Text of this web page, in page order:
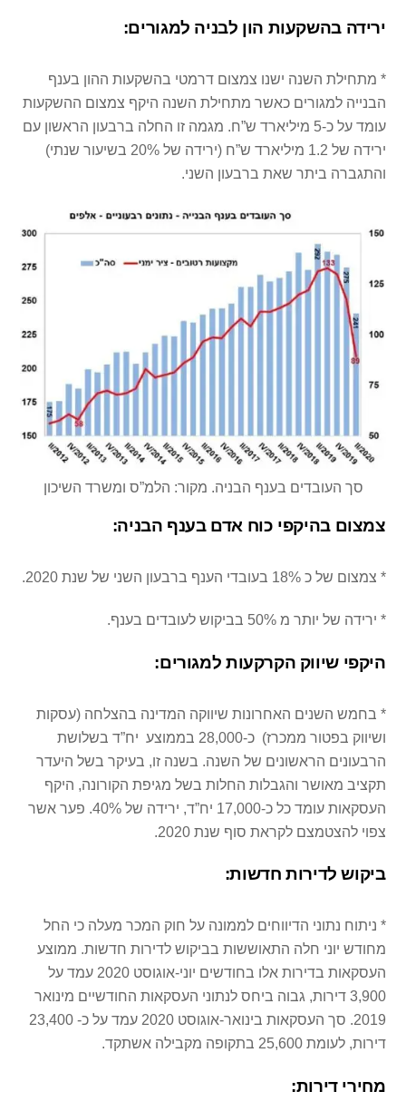
ירידה בהשקעות הון לבניה למגורים:
* מתחילת השנה ישנו צמצום דרמטי בהשקעות ההון בענף
הבנייה למגורים כאשר מתחילת השנה היקף צמצום ההשקעות
עומד על כ-5 מיליארד ש”ח. מגמה זו החלה ברבעון הראשון עם
ירידה של 1.2 מיליארד ש”ח (ירידה של 20% בשיעור שנתי)
והתגברה ביתר שאת ברבעון השני.
סך העובדים בענף הבניה. מקור: הלמ”ס ומשרד השיכון
צמצום בהיקפי כוח אדם בענף הבניה:
* צמצום של כ 18% בעובדי הענף ברבעון השני של שנת 2020.
* ירידה של יותר מ 50% בביקוש לעובדים בענף.
היקפי שיווק הקרקעות למגורים:
* בחמש השנים האחרונות שיווקה המדינה בהצלחה (עסקות
ושיווק בפטור ממכרז) כ-28,000 בממוצע יח”ד בשלושת
הרבעונים הראשונים של השנה. בשנה זו, בעיקר בשל היעדר
תקציב מאושר והגבלות החלות בשל מגיפת הקורונה, היקף
העסקאות עומד כל כ-17,000 יח”ד, ירידה של 40%. פער אשר
צפוי להצטמצם לקראת סוף שנת 2020.
ביקוש לדירות חדשות:
* ניתוח נתוני הדיווחים לממונה על חוק המכר מעלה כי החל
מחודש יוני חלה התאוששות בביקוש לדירות חדשות. ממוצע
העסקאות בדירות אלו בחודשים יוני-אוגוסט 2020 עמד על
3,900 דירות, גבוה ביחס לנתוני העסקאות החודשיים מינואר
2019. סך העסקאות בינואר-אוגוסט 2020 עמד על כ- 23,400
דירות, לעומת 25,600 בתקופה מקבילה אשתקד.
מחירי דירות: